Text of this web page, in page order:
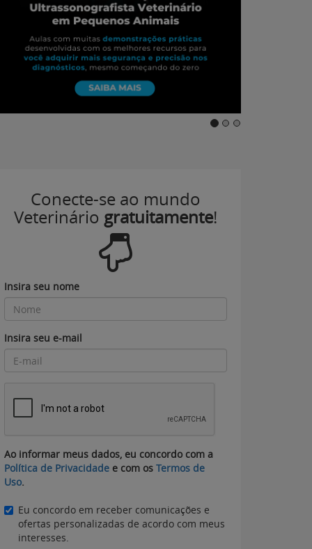
Conecte-se ao mundo
Veterinário gratuitamente!
Insira seu nome
Insira seu e-mail
Ao informar meus dados, eu concordo com a
Política de Privacidade e com os Termos de
Uso.
Eu concordo em receber comunicações e
ofertas personalizadas de acordo com meus
interesses.